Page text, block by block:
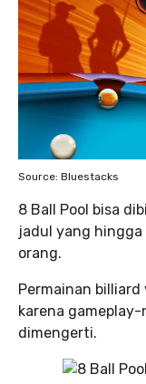
Source: Bluestacks
8 Ball Pool bisa
jadul yang hingga
orang.
Permainan
karena
dimengerti.